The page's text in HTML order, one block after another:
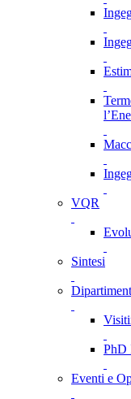
VQR
Sintesi
PhD
Eventi e